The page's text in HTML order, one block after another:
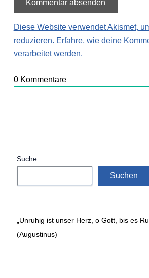
Diese Website verwendet Akismet,
reduzieren. Erfahre, wie deine
verarbeitet werden.
0Kommentare
Suche
Suchen
„Unruhig ist unser Herz, o Gott, bis es
(Augustinus)